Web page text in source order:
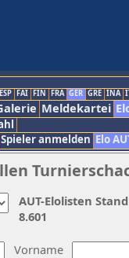
ESP FAI FIN FRA GER GRE INA
Meldekartei
Spieler anmelden Elo
Vorname
AUT-Elolisten
8.601